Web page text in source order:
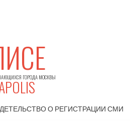
ГОРОДА МОСКВЫ
О РЕГИСТРАЦИИ СМИ